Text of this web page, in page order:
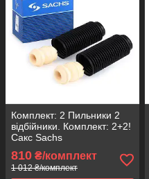
Комплект: 2 Пильники 2
відбійники. Комплект: 2+2!
Сакс Sachs
810 ₴/комплект
1 012 ₴/комплект